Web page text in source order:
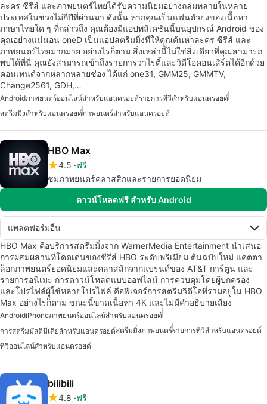
ละคร ซีรีส์ และภาพยนตร์ไทยได้รับความนิยมอย่างถล่มทลายในหลาย
ประเทศในช่วงไม่กี่ปีที่ผ่านมา ดังนั้น หากคุณเป็นแฟนตัวยงของเนื้อหา
ภาษาไทยใด ๆ ที่กล่าวถึง คุณต้องมีแอปพลิเคชันนี้บนอุปกรณ์ Android ของ
คุณอย่างแน่นอน oneD เป็นแอปสตรีมมิ่งที่ให้คุณค้นหาละคร ซีรีส์ และ
ภาพยนตร์ไทยมากมาย อย่างไรก็ตาม สิ่งเหล่านี้ไม่ใช่สิ่งเดียวที่คุณสามารถ
พบได้ที่นี่ คุณยังสามารถเข้าถึงรายการวาไรตี้และวิดีโอคอนเสิร์ตได้อีกด้วย
คอนเทนต์จากหลากหลายช่อง ได้แก่ one31, GMM25, GMMTV,
Change2561, GDH,…
Androidภาพยนตร์ออนไลน์สำหรับแอนดรอยด์รายการทีวีสำหรับแอนดรอยด์
สตรีมมิ่งสำหรับแอนดรอยด์ภาพยนตร์สำหรับแอนดรอยด์
HBO Max
4.5 ฟรี
ชมภาพยนตร์คลาสสิกและรายการยอดนิยม
ดาวน์โหลดฟรี สำหรับ Android
แพลตฟอร์มอื่น
HBO Max คือบริการสตรีมมิ่งจาก WarnerMedia Entertainment นำเสนอ
การผสมผสานที่โดดเด่นของซีรีส์ HBO ระดับพรีเมียม ต้นฉบับใหม่ แคตตา
ล็อกภาพยนตร์ยอดนิยมและคลาสสิกจากแบรนด์ของ AT&T การ์ตูน และ
รายการอนิเมะ การดาวน์โหลดแบบออฟไลน์ การควบคุมโดยผู้ปกครอง
และโปรไฟล์ผู้ใช้หลายโปรไฟล์ คือฟีเจอร์การสตรีมวิดีโอที่รวมอยู่ใน HBO
Max อย่างไรก็ตาม ขณะนี้ขาดเนื้อหา 4K และไม่มีคำอธิบายเสียง
AndroidiPhoneภาพยนตร์ออนไลน์สำหรับแอนดรอยด์
การสตรีมมัลติมีเดียสำหรับแอนดรอยด์สตรีมมิ่งภาพยนตร์รายการทีวีสำหรับแอนดรอยด์
ทีวีออนไลน์สำหรับแอนดรอยด์
bilibili
4.8 ฟรี